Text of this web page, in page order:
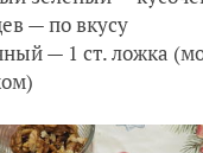
— по вкусу
— 1 ст. ложка